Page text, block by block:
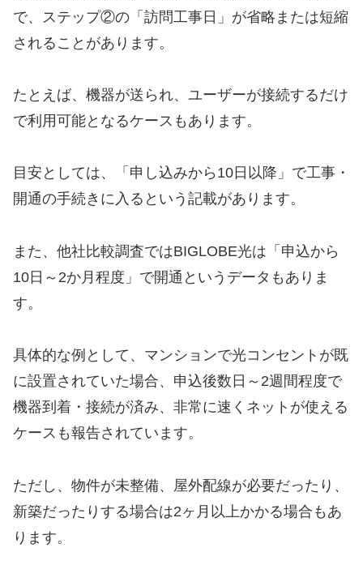
で、ステップ②の「訪問工事日」が省略または短縮
されることがあります。
たとえば、機器が送られ、ユーザーが接続するだけ
で利用可能となるケースもあります。
目安としては、「申し込みから10日以降」で工事・
開通の手続きに入るという記載があります。
また、他社比較調査ではBIGLOBE光は「申込から
10日～2か月程度」で開通というデータもありま
す。
具体的な例として、マンションで光コンセントが既
に設置されていた場合、申込後数日～2週間程度で
機器到着・接続が済み、非常に速くネットが使える
ケースも報告されています。
ただし、物件が未整備、屋外配線が必要だったり、
新築だったりする場合は2ヶ月以上かかる場合もあ
ります。